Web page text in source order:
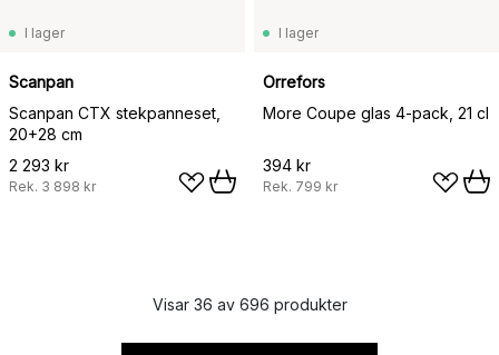
I lager
Scanpan
Scanpan CTX stekpanneset,
20+28 cm
2 293 kr
Rek. 3 898 kr
I lager
Orrefors
More Coupe glas 4-pack, 21 cl
394 kr
Rek. 799 kr
Visar 36 av 696 produkter